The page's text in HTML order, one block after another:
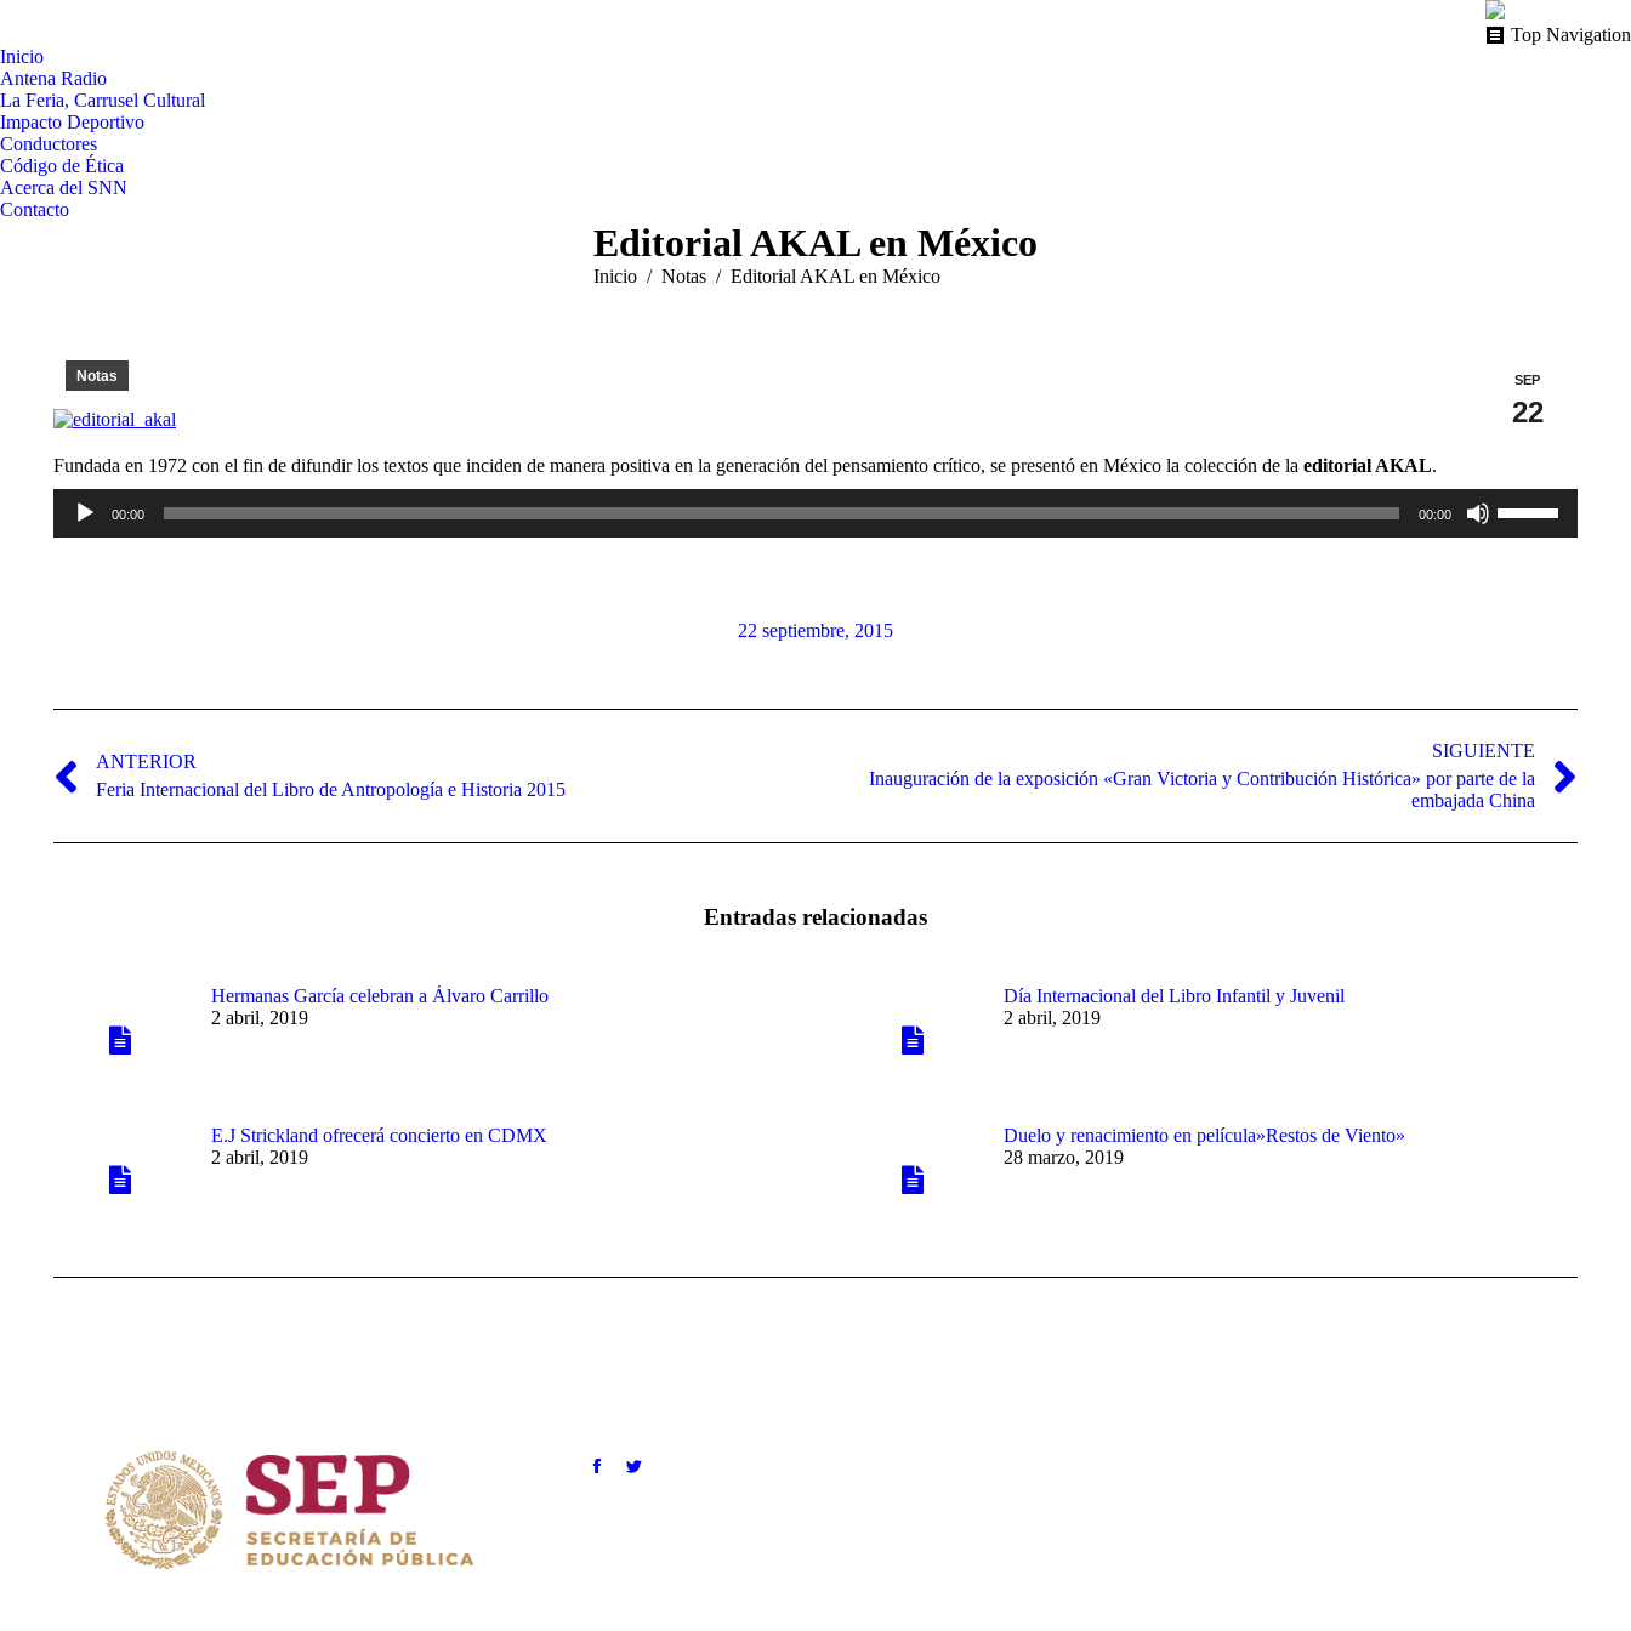
Top Navigation
Inicio
Antena Radio
La Feria, Carrusel Cultural
Impacto Deportivo
Conductores
Código de Ética
Acerca del SNN
Contacto
Editorial AKAL en México
Estás aquí:
Inicio Notas Editorial AKAL en México
SEP
22
Notas
Fundada en 1972 con el fin de difundir los textos que inciden de manera positiva en la generación del pensamiento crítico, se presentó en México la colección de la editorial AKAL.
Reproductor
audio
00:00 00:00
las
teclas
el
22 septiembre, 2015
entre
publicaciones
ANTERIOR
Publicación
Feria Internacional del Libro de Antropología e Historia 2015
SIGUIENTE
Publicación
Inauguración de la exposición «Gran Victoria y Contribución Histórica» por parte de la
embajada China
Entradas relacionadas
Hermanas García celebran a Álvaro Carrillo
2 abril, 2019
Día Internacional del Libro Infantil y Juvenil
2 abril, 2019
E.J Strickland ofrecerá concierto en CDMX
2 abril, 2019
Duelo y renacimiento en película»Restos de Viento»
28 marzo, 2019